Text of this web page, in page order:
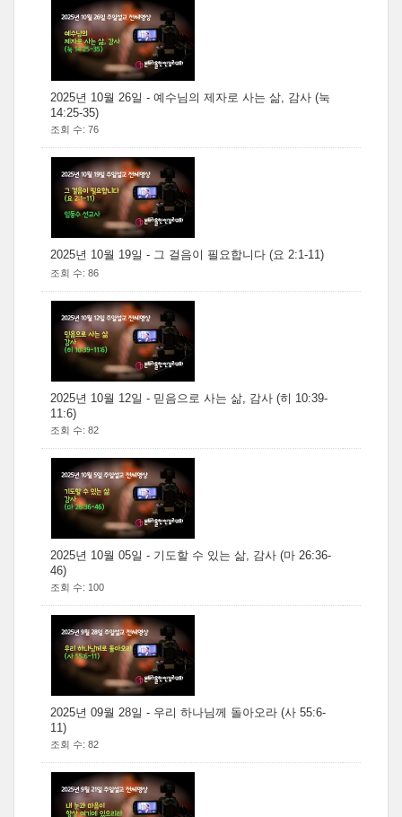
2025년 10월 26일 - 예수님의 제자로 사는 삶, 감사 (눅
14:25-35)
조회 수: 76
2025년 10월 19일 - 그 걸음이 필요합니다 (요 2:1-11)
조회 수: 86
2025년 10월 12일 - 믿음으로 사는 삶, 감사 (히 10:39-
11:6)
조회 수: 82
2025년 10월 05일 - 기도할 수 있는 삶, 감사 (마 26:36-
46)
조회 수: 100
2025년 09월 28일 - 우리 하나님께 돌아오라 (사 55:6-
11)
조회 수: 82